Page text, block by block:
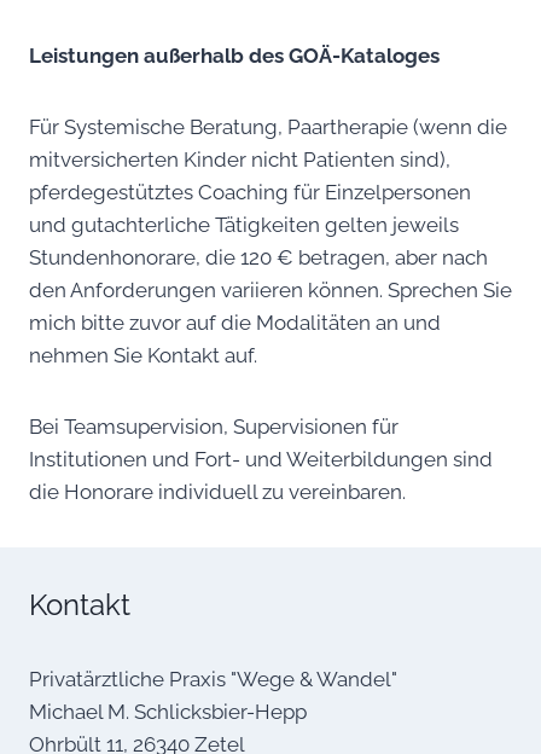
Leistungen außerhalb des GOÄ-Kataloges
Für Systemische Beratung, Paartherapie (wenn die
mitversicherten Kinder nicht Patienten sind),
pferdegestütztes Coaching für Einzelpersonen
und gutachterliche Tätigkeiten gelten jeweils
Stundenhonorare, die 120 € betragen, aber nach
den Anforderungen variieren können. Sprechen Sie
mich bitte zuvor auf die Modalitäten an und
nehmen Sie Kontakt auf.
Bei Teamsupervision, Supervisionen für
Institutionen und Fort- und Weiterbildungen sind
die Honorare individuell zu vereinbaren.
Kontakt
Privatärztliche Praxis "Wege & Wandel"
Michael M. Schlicksbier-Hepp
Ohrbült 11, 26340 Zetel